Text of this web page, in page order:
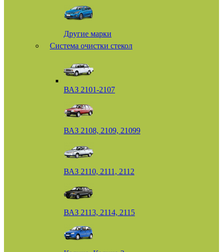
Другие марки
Система очистки стекол
ВАЗ 2101-2107
ВАЗ 2108, 2109, 21099
ВАЗ 2110, 2111, 2112
ВАЗ 2113, 2114, 2115